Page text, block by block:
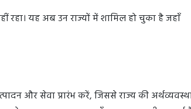
रहा। यह अब उन राज्यों में शामिल हो चुका है जहाँ
और सेवा प्रारंभ करें, जिससे राज्य की